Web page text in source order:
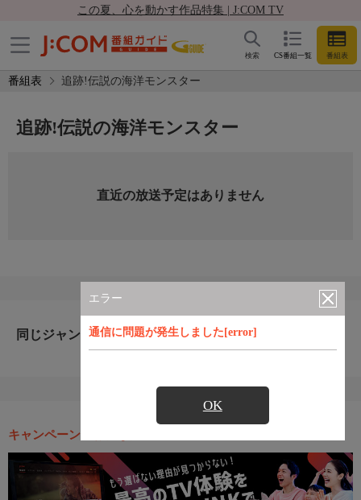
この夏、心を動かす作品特集 | J:COM TV
CS番組一覧 番組表
検索
番組表 追跡!伝説の海洋モンスター
エラー
通信に問題が発生しました[error]
OK
追跡!伝説の海洋モンスター
直近の放送予定はありません
同じジャンルのおすすめ番組
キャンペーン・お得な情報